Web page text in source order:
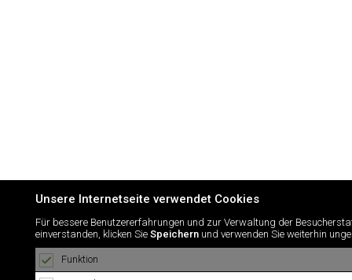
Unsere Internetseite verwendet Cookies
Für bessere Benutzererfahrungen und zur Verwaltung der
einverstanden, klicken SieSpeichern und verwenden Sie weiterhin
Funktion